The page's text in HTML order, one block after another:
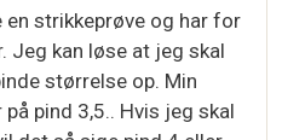
en strikkeprøve og har for
Jeg kan løse at jeg skal
størrelse op. Min
pind 3,5.. Hvis jeg skal